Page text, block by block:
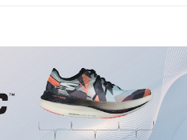
：https://oppay.tw/userRule